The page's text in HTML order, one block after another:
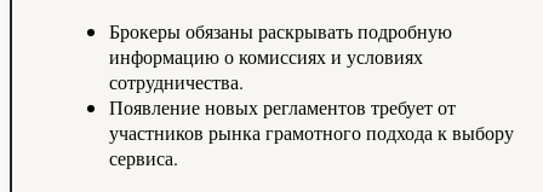
Брокеры обязаны раскрывать подробную
информацию о комиссиях и условиях
сотрудничества.
Появление новых регламентов требует от
участников рынка грамотного подхода к выбору
сервиса.